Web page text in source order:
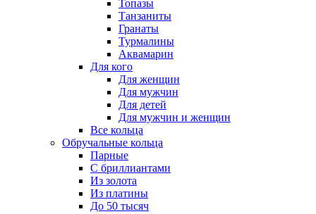
Топазы
Танзаниты
Гранаты
Турмалины
Аквамарин
Для кого
Для женщин
Для мужчин
Для детей
Для мужчин и женщин
Все кольца
Обручальные кольца
Парные
С бриллиантами
Из золота
Из платины
До 50 тысяч